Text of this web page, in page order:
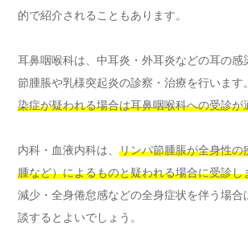
的で紹介されることもあります。
耳鼻咽喉科は、中耳炎・外耳炎などの耳の感
節腫脹や乳様突起炎の診察・治療を行います。
染症が疑われる場合は耳鼻咽喉科への受診が
内科・血液内科は、 リンパ節腫脹が全身性の
腫など）によるものと疑われる場合に受診し
減少・全身倦怠感などの全身症状を伴う場合
談するとよいでしょう。